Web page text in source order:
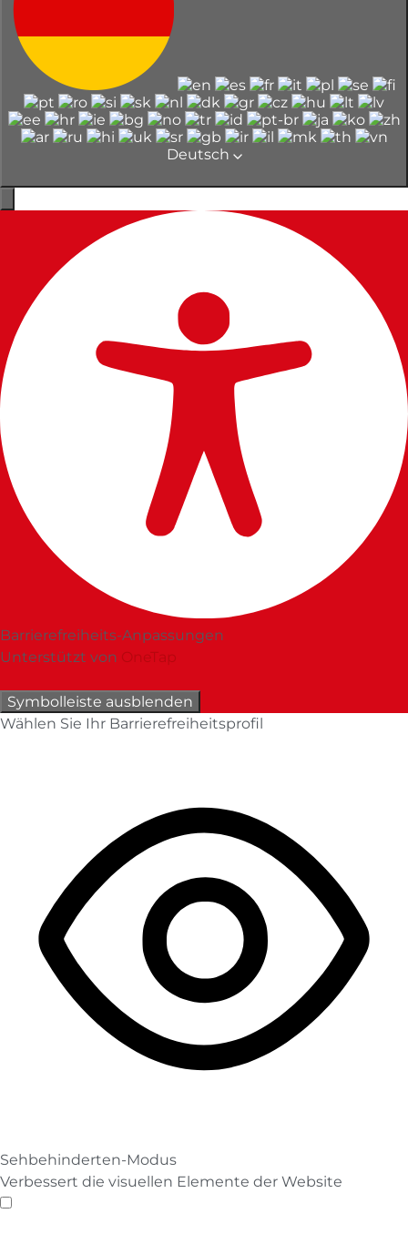
Deutsch
Barrierefreiheits-Anpassungen
Unterstützt von OneTap
Symbolleiste ausblenden
Wählen Sie Ihr Barrierefreiheitsprofil
Sehbehinderten-Modus
Verbessert die visuellen Elemente der Website
Sehbehinderten-Modus